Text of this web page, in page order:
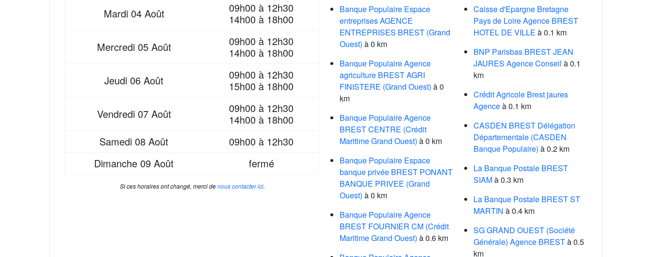
Mardi 04 Août
09h00 à 12h30
14h00 à 18h00
Mercredi 05 Août
09h00 à 12h30
14h00 à 18h00
Jeudi 06 Août
09h00 à 12h30
15h00 à 18h00
Vendredi 07 Août
09h00 à 12h30
14h00 à 18h00
Samedi 08 Août
09h00 à 12h30
Dimanche 09 Août fermé
Si ces horaires ont changé, merci denous contacter ici.
Banque Populaire Espace
entreprises AGENCE
ENTREPRISES BREST (Grand
Ouest) à 0 km
Banque Populaire Agence
agriculture BREST AGRI
FINISTERE (Grand Ouest) à 0
km
Banque Populaire Agence
BREST CENTRE (Crédit
Maritime Grand Ouest) à 0 km
Banque Populaire Espace
banque privée BREST PONANT
BANQUE PRIVEE (Grand
Ouest) à 0 km
Banque Populaire Agence
BREST FOURNIER CM (Crédit
Maritime Grand Ouest) à 0.6 km
Caisse d'Epargne Bretagne
Pays de Loire Agence BREST
HOTEL DE VILLE à 0.1 km
BNP Parisbas BREST JEAN
JAURES Agence Conseil à 0.1
km
Crédit Agricole Brest jaures
Agenceà 0.1 km
CASDEN BREST Délégation
Départementale (CASDEN
Banque Populaire) à 0.2 km
La Banque Postale BREST
SIAMà 0.3 km
La Banque Postale BREST ST
MARTIN à 0.4 km
SG GRAND OUEST (Société
Générale) Agence BRESTà 0.5
km